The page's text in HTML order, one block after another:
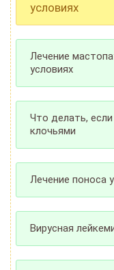
условиях
Лечение
условиях
Что делать,
клочьями
Лечение поноса
Вирусная